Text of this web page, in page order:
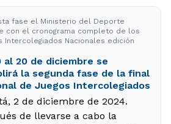
fase el Ministerio del Deporte
con el cronograma completo de los
Intercolegiados Nacionales edición
al 20 de diciembre se
la segunda fase de la final
de Juegos Intercolegiados
2 de diciembre de 2024.
de llevarse a cabo la